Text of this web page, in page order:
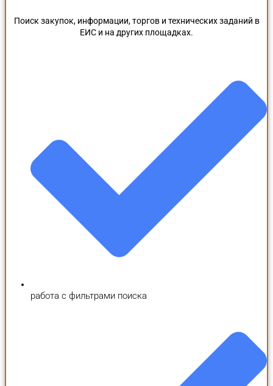
Поиск закупок, информации, торгов и технических заданий в
ЕИС и на других площадках.
работа с фильтрами поиска